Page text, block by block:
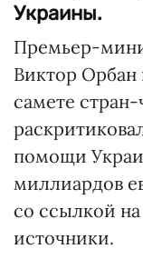
Украины.
Премьер-
Виктор Орбан
самете
помощи
миллиардов
со ссылкой
источники.